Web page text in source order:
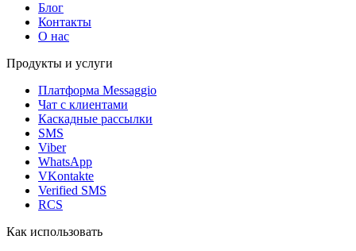
Блог
Контакты
О нас
Продукты и услуги
Платформа Messaggio
Чат с клиентами
Каскадные рассылки
SMS
Viber
WhatsApp
VKontakte
Verified SMS
RCS
Как использовать